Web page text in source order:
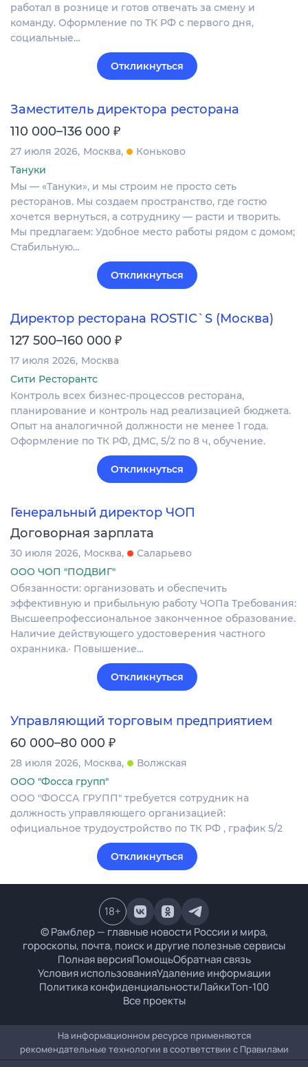
работал в рознице и готов отвечать за смену и
команду. Оформление по ТК РФ с первого дня,
социальные…
Откликнуться
Заместитель директора ресторана
110 000–136 000 ₽
27 июля 2026 Москва
Коньково
Тануки
Мы — «Тануки», и мы строим не просто сеть
ресторанов. Мы создаем пространство, где гостю
хочется вернуться, а сотруднику — расти и творить.
Мы предлагаем: Удобное место работы рядом с домом;
Стабильную…
Откликнуться
Директор ресторана ROSTIC`S (Москва)
127 500–160 000 ₽
17 июля 2026 Москва
Сити Ресторантс
Контроль всех бизнес-процессов ресторана,
планирование и контроль над реализацией бюджета.
Опыт на аналогичной должности не менее 1 года.
Оформление по ТК РФ, ДМС, 5/2 по 8 ч, обучение.
Откликнуться
Генеральный директор ЧОП
Договорная зарплата
30 июля 2026 Москва
Саларьево
ООО ЧОП "ПОДВИГ"
Обязанности: организовать и обеспечить
эффективную и прибыльную работу ЧОПа Требования:
Высшеепрофессиональное законченное образование.
Наличие действующего удостоверения частного
охранника.· Повышение…
Откликнуться
Управляющий торговым предприятием
60 000–80 000 ₽
28 июля 2026 Москва
Волжская
ООО "Фосса групп"
ООО "ФОССА ГРУПП" требуется сотрудник на
должность управляющего организацией:
официальное трудоустройство по ТК РФ , график 5/2
Откликнуться
© Рамблер — главные новости России и мира,
гороскопы, почта, поиск и другие полезные сервисы
Полная версияПомощьОбратная связь
Условия использованияУдаление информации
Политика конфиденциальностиЛайкиТоп-100
Все проекты
18+
На информационном ресурсе применяются
рекомендательные технологии в соответствии с Правилами